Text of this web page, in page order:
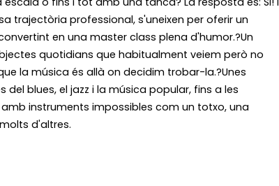
trajectòria professional, s'uneixen per oferir un
en una master class plena d'humor.?Un
quotidians que habitualment veiem però no
la música és allà on decidim trobar-la.?Unes
blues, el jazz i la música popular, fins a les
instruments impossibles com un totxo, una
d'altres.